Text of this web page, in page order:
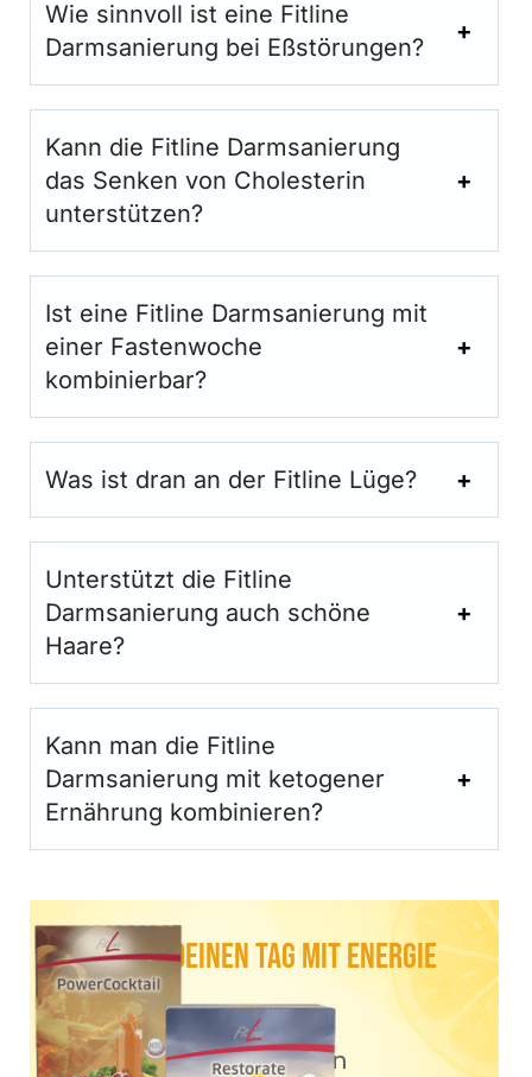
Wie sinnvoll ist eine Fitline
Darmsanierung bei Eßstörungen?
Kann die Fitline Darmsanierung
das Senken von Cholesterin
unterstützen?
Ist eine Fitline Darmsanierung mit
einer Fastenwoche
kombinierbar?
Was ist dran an der Fitline Lüge?
Unterstützt die Fitline
Darmsanierung auch schöne
Haare?
Kann man die Fitline
Darmsanierung mit ketogener
Ernährung kombinieren?
Starte Deinen Tag Mit Energie
NTC®-Technologie
Vitamine & Mineralien